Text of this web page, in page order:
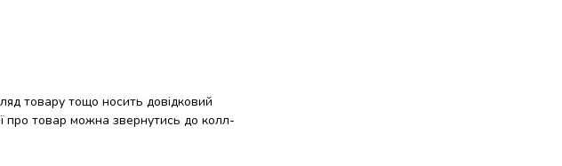
товару тощо носить довідковий
про товар можна звернутись до колл-